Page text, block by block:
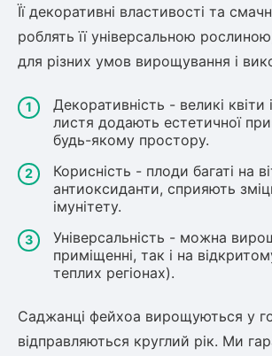
Її декоративні властивості та
роблять її універсальною
для різних умов вирощування і
Декоративність - великі квіти
листя додають естетичної
будь-якому простору.
Корисність - плоди багаті на
антиоксиданти, сприяють
імунітету.
Універсальність - можна
приміщенні, так і на
теплих регіонах).
Саджанці фейхоа вирощуються у
відправляються круглий рік. Ми